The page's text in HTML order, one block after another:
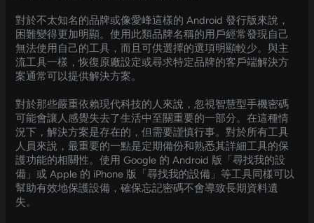
對於不太知名的品牌或像愛峰這樣的 Android 發行版來說，
困難變得更加明顯。使用此類品牌名稱的用戶經常發現自己
無法使用自己的工具，而且可供選擇的選項明顯較少。與主
流工具一樣，恢復原廠設定或尋求特定品牌的客戶端解決方
案通常可以提供解決方案。
對於那些嚴重依賴現代科技的人來說，忽視智慧型手機密碼
可能會讓人感覺失去了生活中至關重要的一部分。在這種情
況下，解決方案是存在的，但需要謹慎行事。對於所有工具
人員來說，最重要的一點是定期備份和熟悉其詳細工具的保
護功能的相關性。使用 Google 的 Android 版「尋找我的設
備」或 Apple 的 iPhone 版「尋找我的設備」等工具同樣可以
幫助有效地保護設備，確保忘記密碼不會導致長期資料遺
失。